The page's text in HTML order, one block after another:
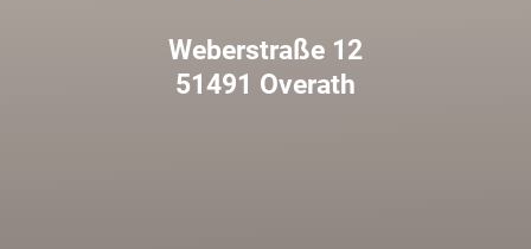
Weberstraße 12
51491 Overath